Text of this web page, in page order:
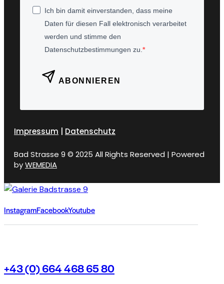
Ich bin damit einverstanden, dass meine
Daten für diesen Fall elektronisch verarbeitet
werden und stimme den
Datenschutzbestimmungen zu.
ABONNIEREN
Impressum | Datenschutz
Bad Strasse 9 © 2025 All Rights Reserved | Powered
byWEMEDIA
InstagramFacebookYoutube
+43 (0) 664 468 65 80